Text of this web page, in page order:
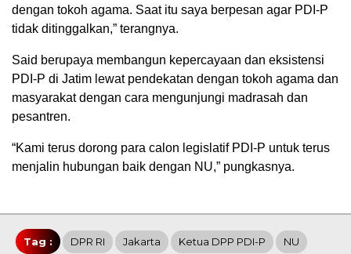
dengan tokoh agama. Saat itu saya berpesan agar PDI-P
tidak ditinggalkan,” terangnya.
Said berupaya membangun kepercayaan dan eksistensi
PDI-P di Jatim lewat pendekatan dengan tokoh agama dan
masyarakat dengan cara mengunjungi madrasah dan
pesantren.
“Kami terus dorong para calon legislatif PDI-P untuk terus
menjalin hubungan baik dengan NU,” pungkasnya.
Tag : DPR RI Jakarta Ketua DPP PDI-P NU